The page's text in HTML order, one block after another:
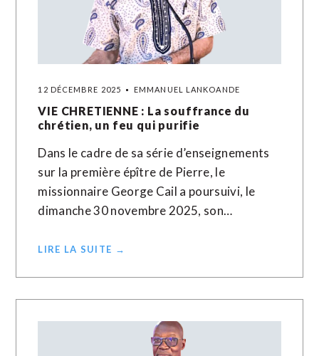
12 DÉCEMBRE 2025 EMMANUEL LANKOANDE
VIE CHRETIENNE : La souffrance du
chrétien, un feu qui purifie
Dans le cadre de sa série d’enseignements
sur la première épître de Pierre, le
missionnaire George Cail a poursuivi, le
dimanche 30 novembre 2025, son…
LIRE LA SUITE →